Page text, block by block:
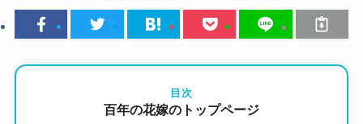
目次
百年の花嫁のトップページ